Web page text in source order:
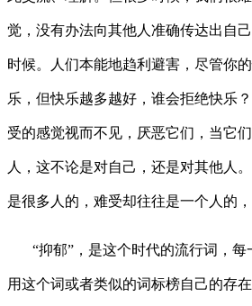
觉 ，没有办法向其他人准确传达出自
时候。人们本能地趋利避害，尽管你
乐，但快乐越多越好，谁会拒绝快乐
受的感觉视而不见，厌恶它们，当它
人，这不论是对自己，还是对其他人
是很多人的，难受却往往是一个人的，
“抑郁” ，是这个时代的流行词，
用这个词或者类似的词标榜自己的存